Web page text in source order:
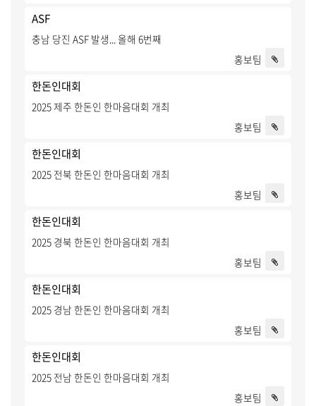
ASF
충남 당진 ASF 발생... 올해 6번째
홍보팀
한돈인대회
2025 제주 한돈인 한마음대회 개최
홍보팀
한돈인대회
2025 전북 한돈인 한마음대회 개최
홍보팀
한돈인대회
2025 경북 한돈인 한마음대회 개최
홍보팀
한돈인대회
2025 경남 한돈인 한마음대회 개최
홍보팀
한돈인대회
2025 전남 한돈인 한마음대회 개최
홍보팀